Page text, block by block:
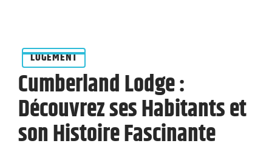
LOGEMENT
Cumberland Lodge :
Découvrez ses Habitants et
son Histoire Fascinante